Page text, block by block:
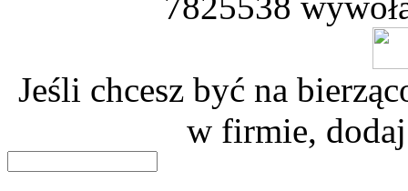
Jeśli chcesz być na
w firmie,